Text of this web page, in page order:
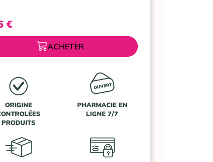
€
ACHETER
ORIGINE
PRODUITS
PHARMACIE EN
LIGNE 7/7